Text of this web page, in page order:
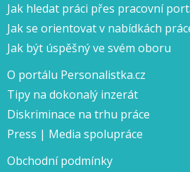
Jak hledat práci přes pracovní
Jak se orientovat v nabídkách
Jak být úspěšný ve svém oboru
O portálu Personalistka.cz
Tipy na dokonalý inzerát
Diskriminace na trhu práce
Press | Media spolupráce
Obchodní podmínky